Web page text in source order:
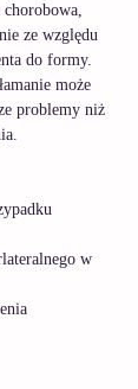
ze względu
do formy.
może
problemy niż
w